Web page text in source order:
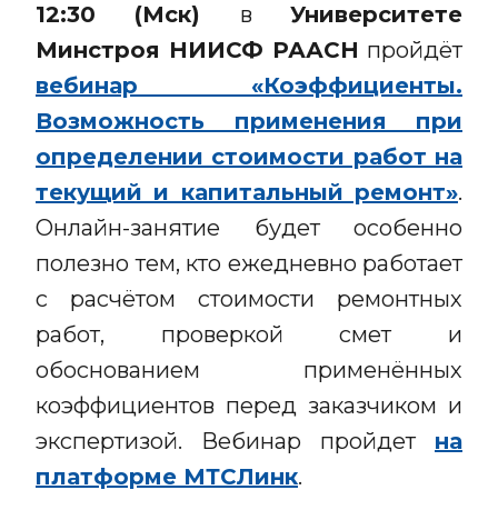
12:30 (Мск) вУниверситете
Минстроя НИИСФ РААСН пройдёт
вебинар «Коэффициенты.
Возможность применения при
определении стоимости работ на
текущий и капитальный ремонт».
Онлайн-занятие будет особенно
полезно тем, кто ежедневно работает
с расчётом стоимости ремонтных
работ, проверкой смет и
обоснованием применённых
коэффициентов перед заказчиком и
экспертизой. Вебинар пройдет на
платформе МТСЛинк.